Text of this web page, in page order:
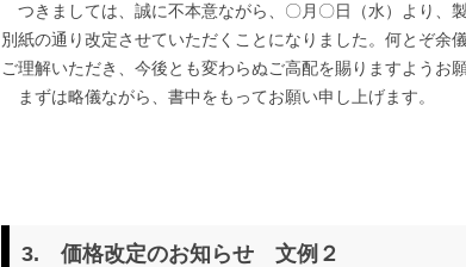
つきましては、誠に不本意ながら、〇月〇日（水）より、
別紙の通り改定させていただくことになりました。何とぞ余
ご理解いただき、今後とも変わらぬご高配を賜りますようお
まずは略儀ながら、書中をもってお願い申し上げます。
敬
3. 価格改定のお知らせ 文例２